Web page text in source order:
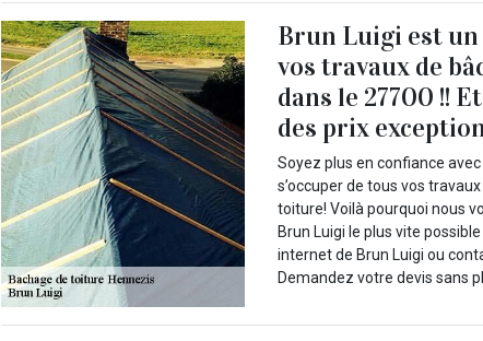
Brun Luigi est
vos travaux de
dans le 27700 !!
des prix
Soyez plus en confiance
s’occuper de tous vos
toiture! Voilà pourquoi nous
Brun Luigi le plus vite
internet de Brun Luigi ou
Demandez votre devis sans